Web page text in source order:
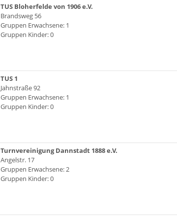
TUS Bloherfelde von 1906 e.V.
Brandsweg 56
Gruppen Erwachsene: 1
Gruppen Kinder: 0
TUS 1
Jahnstraße 92
Gruppen Erwachsene: 1
Gruppen Kinder: 0
Turnvereinigung Dannstadt 1888 e.V.
Angelstr. 17
Gruppen Erwachsene: 2
Gruppen Kinder: 0